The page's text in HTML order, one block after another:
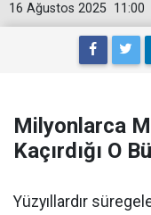
11:00
16 Ağustos 2025
Milyonlarca
Kaçırdığı O
Yüzyıllardır